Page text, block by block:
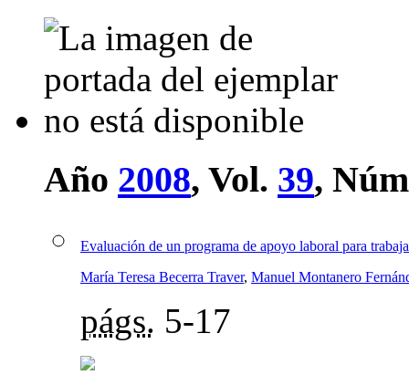
Año 2008, Vol. 39,
Evaluación de un programa de apoyo laboral para
María Teresa Becerra Traver, Manuel Montanero
págs. 5-17